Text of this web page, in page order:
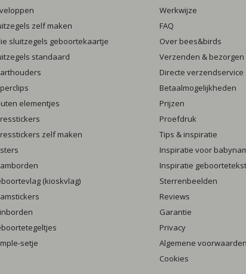
zelf maken
sluitzegels geboortekaartje
standaard
elementjes
zelf maken
(kioskvlag)
setje
Werkwijze
FAQ
Over bees&birds
Verzenden & bezorgen
Directe verzendservice
Betaalmogelijkheden
Prijzen
Proefdruk
Tips & inspiratie
Inspiratie voor
Inspiratie
Sterrenbeelden
Reviews
Garantie
Privacy
Algemene voorwaarden
Cookies